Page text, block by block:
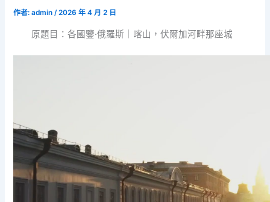
作者:admin/2026 年 4 月 2 日
原題目：各國鑒·俄羅斯｜喀山，伏爾加河畔那座城